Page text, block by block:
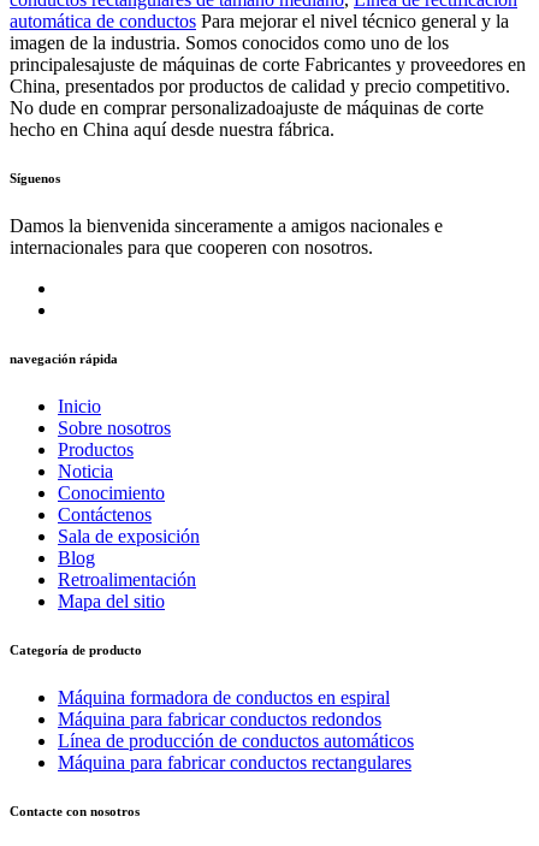
automática de conductos Para mejorar el nivel técnico general y la
imagen de la industria. Somos conocidos como uno de los
principalesajuste de máquinas de corte Fabricantes y proveedores en
China, presentados por productos de calidad y precio competitivo.
No dude en comprar personalizadoajuste de máquinas de corte
hecho en China aquí desde nuestra fábrica.
Síguenos
Damos la bienvenida sinceramente a amigos nacionales e
internacionales para que cooperen con nosotros.
navegación rápida
Inicio
Sobre nosotros
Productos
Noticia
Conocimiento
Contáctenos
Sala de exposición
Blog
Retroalimentación
Mapa del sitio
Categoría de producto
Máquina formadora de conductos en espiral
Máquina para fabricar conductos redondos
Línea de producción de conductos automáticos
Máquina para fabricar conductos rectangulares
Contacte con nosotros